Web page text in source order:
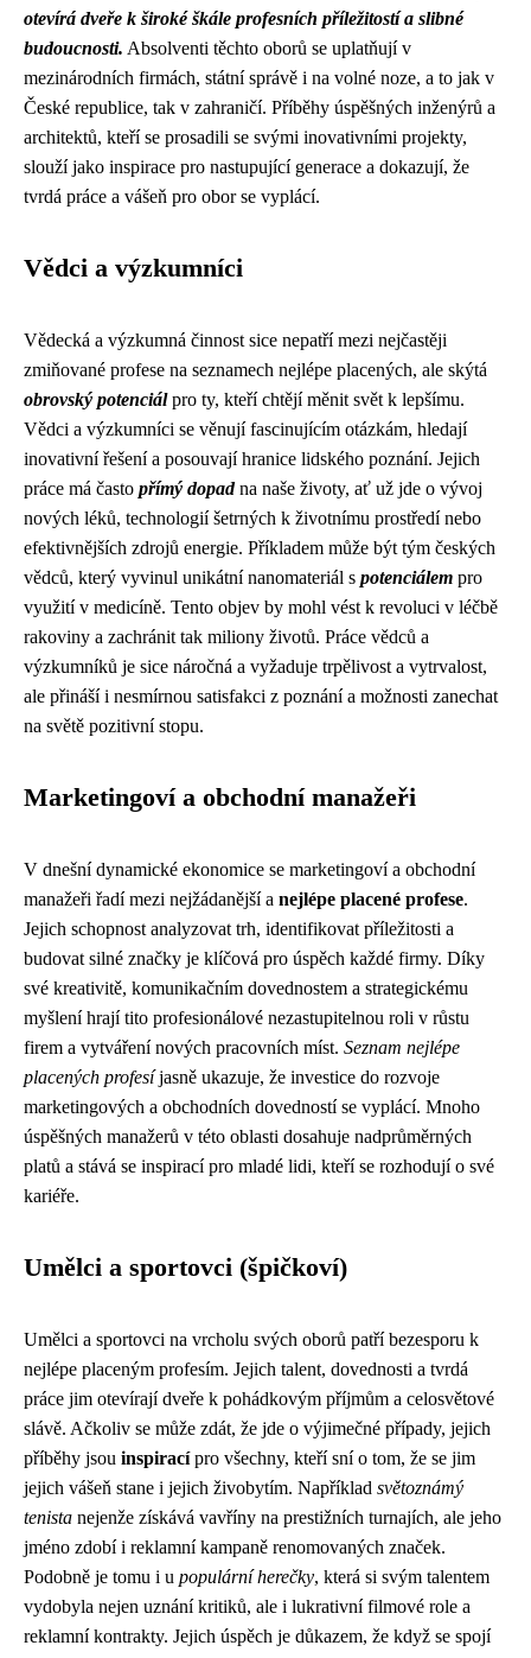
otevírá dveře k široké škále profesních příležitostí a slibné
budoucnosti. Absolventi těchto oborů se uplatňují v
mezinárodních firmách, státní správě i na volné noze, a to jak v
České republice, tak v zahraničí. Příběhy úspěšných inženýrů a
architektů, kteří se prosadili se svými inovativními projekty,
slouží jako inspirace pro nastupující generace a dokazují, že
tvrdá práce a vášeň pro obor se vyplácí.
Vědci a výzkumníci
Vědecká a výzkumná činnost sice nepatří mezi nejčastěji
zmiňované profese na seznamech nejlépe placených, ale skýtá
obrovský potenciálpro ty, kteří chtějí měnit svět k lepšímu.
Vědci a výzkumníci se věnují fascinujícím otázkám, hledají
inovativní řešení a posouvají hranice lidského poznání. Jejich
práce má často přímý dopadna naše životy, ať už jde o vývoj
nových léků, technologií šetrných k životnímu prostředí nebo
efektivnějších zdrojů energie. Příkladem může být tým českých
vědců, který vyvinul unikátní nanomateriál s potenciálem pro
využití v medicíně. Tento objev by mohl vést k revoluci v léčbě
rakoviny a zachránit tak miliony životů. Práce vědců a
výzkumníků je sice náročná a vyžaduje trpělivost a vytrvalost,
ale přináší i nesmírnou satisfakci z poznání a možnosti zanechat
na světě pozitivní stopu.
Marketingoví a obchodní manažeři
V dnešní dynamické ekonomice se marketingoví a obchodní
manažeři řadí mezi nejžádanější a nejlépe placené profese.
Jejich schopnost analyzovat trh, identifikovat příležitosti a
budovat silné značky je klíčová pro úspěch každé firmy. Díky
své kreativitě, komunikačním dovednostem a strategickému
myšlení hrají tito profesionálové nezastupitelnou roli v růstu
firem a vytváření nových pracovních míst. Seznam nejlépe
placených profesíjasně ukazuje, že investice do rozvoje
marketingových a obchodních dovedností se vyplácí. Mnoho
úspěšných manažerů v této oblasti dosahuje nadprůměrných
platů a stává se inspirací pro mladé lidi, kteří se rozhodují o své
kariéře.
Umělci a sportovci (špičkoví)
Umělci a sportovci na vrcholu svých oborů patří bezesporu k
nejlépe placeným profesím. Jejich talent, dovednosti a tvrdá
práce jim otevírají dveře k pohádkovým příjmům a celosvětové
slávě. Ačkoliv se může zdát, že jde o výjimečné případy, jejich
příběhy jsou inspiracípro všechny, kteří sní o tom, že se jim
jejich vášeň stane i jejich živobytím. Například světoznámý
tenista nejenže získává vavříny na prestižních turnajích, ale jeho
jméno zdobí i reklamní kampaně renomovaných značek.
Podobně je tomu i u populární herečky, která si svým talentem
vydobyla nejen uznání kritiků, ale i lukrativní filmové role a
reklamní kontrakty. Jejich úspěch je důkazem, že když se spojí